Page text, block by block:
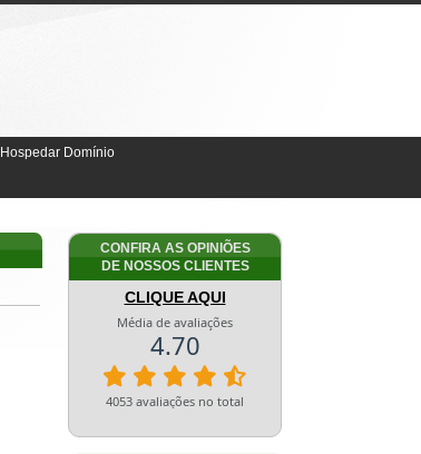
Hospedar Domínio
CONFIRA AS OPINIÕES
DE NOSSOS CLIENTES
CLIQUE AQUI